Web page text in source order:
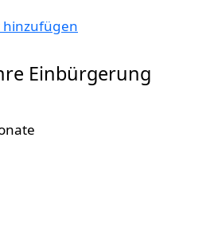
hinzufügen
Einbürgerung